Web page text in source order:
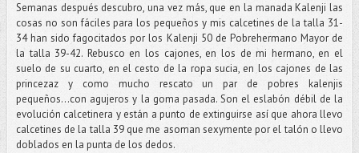
Semanas después descubro, una vez más, que en la manada Kalenji las
cosas no son fáciles para los pequeños y mis calcetines de la talla 31-
34 han sido fagocitados por los Kalenji 50 de Pobrehermano Mayor de
la talla 39-42. Rebusco en los cajones, en los de mi hermano, en el
suelo de su cuarto, en el cesto de la ropa sucia, en los cajones de las
princezaz y como mucho rescato un par de pobres kalenjis
pequeños...con agujeros y la goma pasada. Son el eslabón débil de la
evolución calcetinera y están a punto de extinguirse así que ahora llevo
calcetines de la talla 39 que me asoman sexymente por el talón o llevo
doblados en la punta de los dedos.